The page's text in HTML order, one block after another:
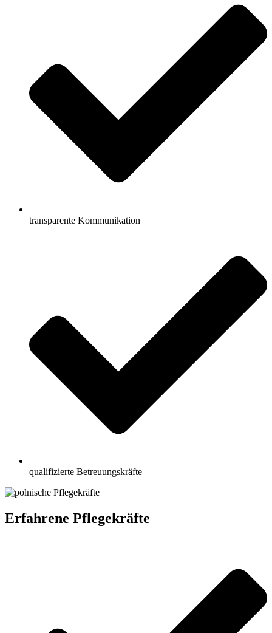
transparente Kommunikation
qualifizierte Betreuungskräfte
Erfahrene Pflegekräfte